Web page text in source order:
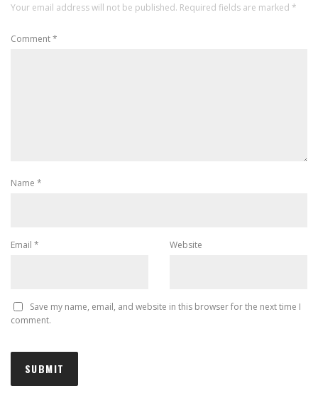
Your email address will not be published. Required fields are marked *
Comment*
Name *
Email * Website
Save my name, email, and website in this browser for the next time I
comment.